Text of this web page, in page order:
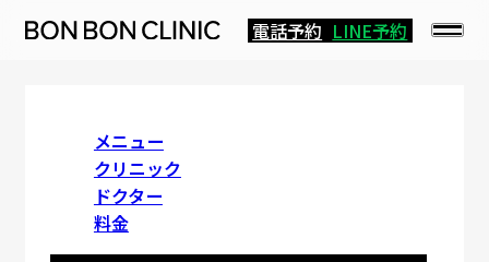
電話予約 LINE予約
メニュー
クリニック
ドクター
料金
THREAD LIFT